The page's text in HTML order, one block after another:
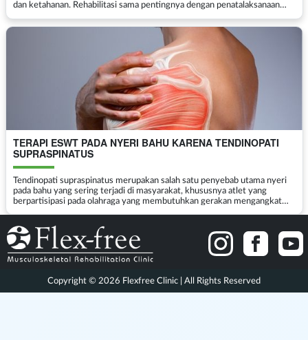
dan ketahanan. Rehabilitasi sama pentingnya dengan penatalaksanaan
TERAPI ESWT PADA NYERI BAHU KARENA TENDINOPATI
SUPRASPINATUS
Tendinopati supraspinatus merupakan salah satu penyebab utama nyeri
pada bahu yang sering terjadi di masyarakat, khususnya atlet yang
berpartisipasi pada olahraga yang membutuhkan gerakan mengangkat
Copyright © 2026 Flexfree Clinic | All Rights Reserved